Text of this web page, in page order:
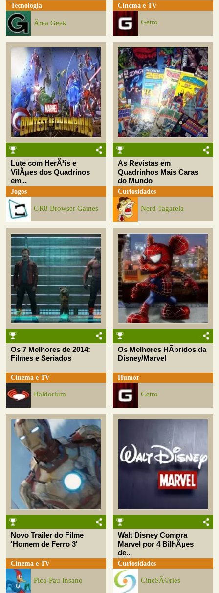
Tecnologia
Ãrea Geek
Cinema e TV
Getro
Lute com HerÃ³is e
VilÃµes dos Quadrinos
em...
Jogos
GR8 Browser Games
As Revistas em
Quadrinhos Mais Caras
do Mundo
Curiosidades
Nerd Tagarela
Os 7 Melhores de 2014:
Filmes e Seriados
Cinema e TV
Baldorium
Os Melhores HÃ­bridos da
Disney/Marvel
Humor
Getro
Novo Trailer do Filme
'Homem de Ferro 3'
Cinema e TV
Pica-Pau Insano
Walt Disney Compra
Marvel por 4 BilhÃµes
de...
Curiosidades
CineSÃ©ries